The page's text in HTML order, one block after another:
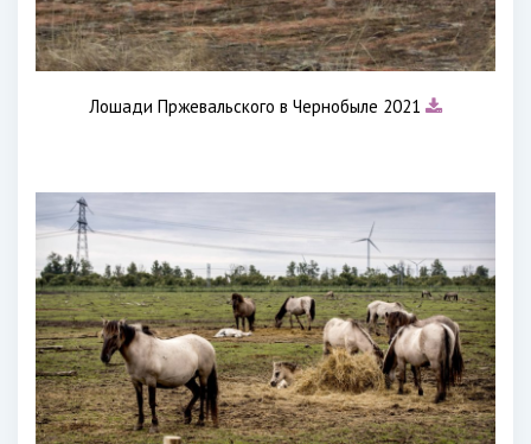
Лошади Пржевальского в Чернобыле 2021